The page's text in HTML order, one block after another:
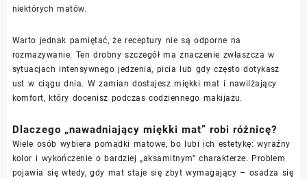
niektórych matów.
Warto jednak pamiętać, że receptury nie są odporne na
rozmazywanie. Ten drobny szczegół ma znaczenie zwłaszcza w
sytuacjach intensywnego jedzenia, picia lub gdy często dotykasz
ust w ciągu dnia. W zamian dostajesz miękki mat i nawilżający
komfort, który docenisz podczas codziennego makijażu.
Dlaczego „nawadniający miękki mat” robi różnicę?
Wiele osób wybiera pomadki matowe, bo lubi ich estetykę: wyraźny
kolor i wykończenie o bardziej „aksamitnym” charakterze. Problem
pojawia się wtedy, gdy mat staje się zbyt wymagający – osadza się